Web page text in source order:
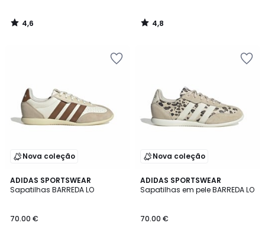
4,6
/
4,8
/
Nova coleção
ADIDAS SPORTSWEAR
Sapatilhas BARREDA LO
70.00 €
4,9
/ 5
2
Cores
Nova coleção
ADIDAS SPORTSWEAR
Sapatilhas em pele BARREDA LO
70.00 €
4,9
/ 5